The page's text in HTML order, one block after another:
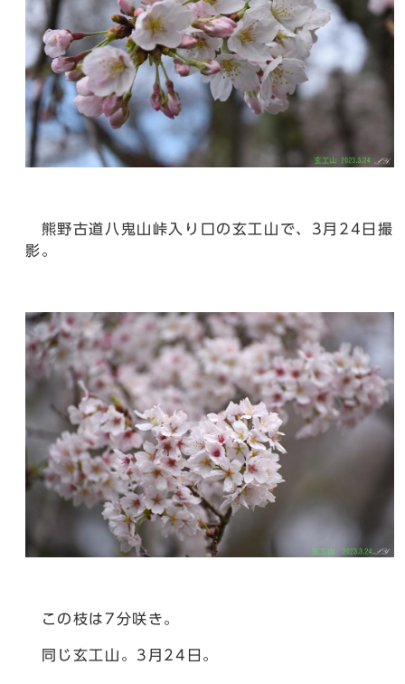
熊野古道八鬼山峠入り口の玄工山で、3月24日撮
影。
この枝は7分咲き。
同じ玄工山。3月24日。